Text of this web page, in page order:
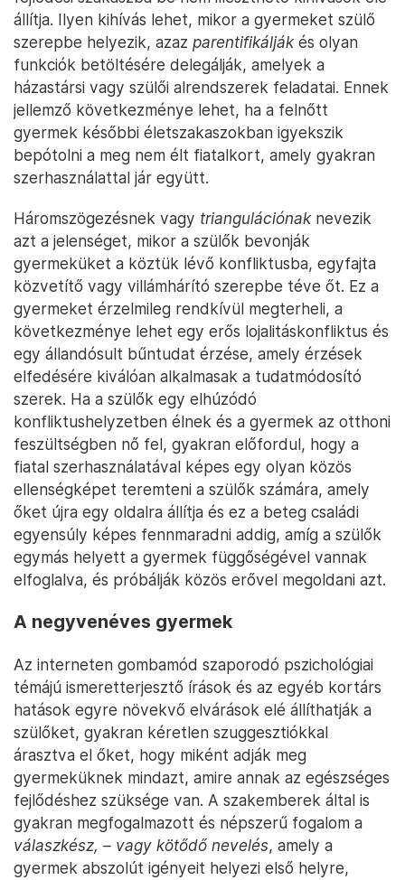
állítja. Ilyen kihívás lehet, mikor a gyermeket szülő
szerepbe helyezik, azaz parentifikáljákés olyan
funkciók betöltésére delegálják, amelyek a
házastársi vagy szülői alrendszerek feladatai. Ennek
jellemző következménye lehet, ha a felnőtt
gyermek későbbi életszakaszokban igyekszik
bepótolni a meg nem élt fiatalkort, amely gyakran
szerhasználattal jár együtt.
Háromszögezésnek vagy triangulációnaknevezik
azt a jelenséget, mikor a szülők bevonják
gyermeküket a köztük lévő konfliktusba, egyfajta
közvetítő vagy villámhárító szerepbe téve őt. Ez a
gyermeket érzelmileg rendkívül megterheli, a
következménye lehet egy erős lojalitáskonfliktus és
egy állandósult bűntudat érzése, amely érzések
elfedésére kiválóan alkalmasak a tudatmódosító
szerek. Ha a szülők egy elhúzódó
konfliktushelyzetben élnek és a gyermek az otthoni
feszültségben nő fel, gyakran előfordul, hogy a
fiatal szerhasználatával képes egy olyan közös
ellenségképet teremteni a szülők számára, amely
őket újra egy oldalra állítja és ez a beteg családi
egyensúly képes fennmaradni addig, amíg a szülők
egymás helyett a gyermek függőségével vannak
elfoglalva, és próbálják közös erővel megoldani azt.
A negyvenéves gyermek
Az interneten gombamód szaporodó pszichológiai
témájú ismeretterjesztő írások és az egyéb kortárs
hatások egyre növekvő elvárások elé állíthatják a
szülőket, gyakran kéretlen szuggesztiókkal
árasztva el őket, hogy miként adják meg
gyermeküknek mindazt, amire annak az egészséges
fejlődéshez szüksége van. A szakemberek által is
gyakran megfogalmazott és népszerű fogalom a
válaszkész, – vagy kötődő nevelés, amely a
gyermek abszolút igényeit helyezi első helyre,